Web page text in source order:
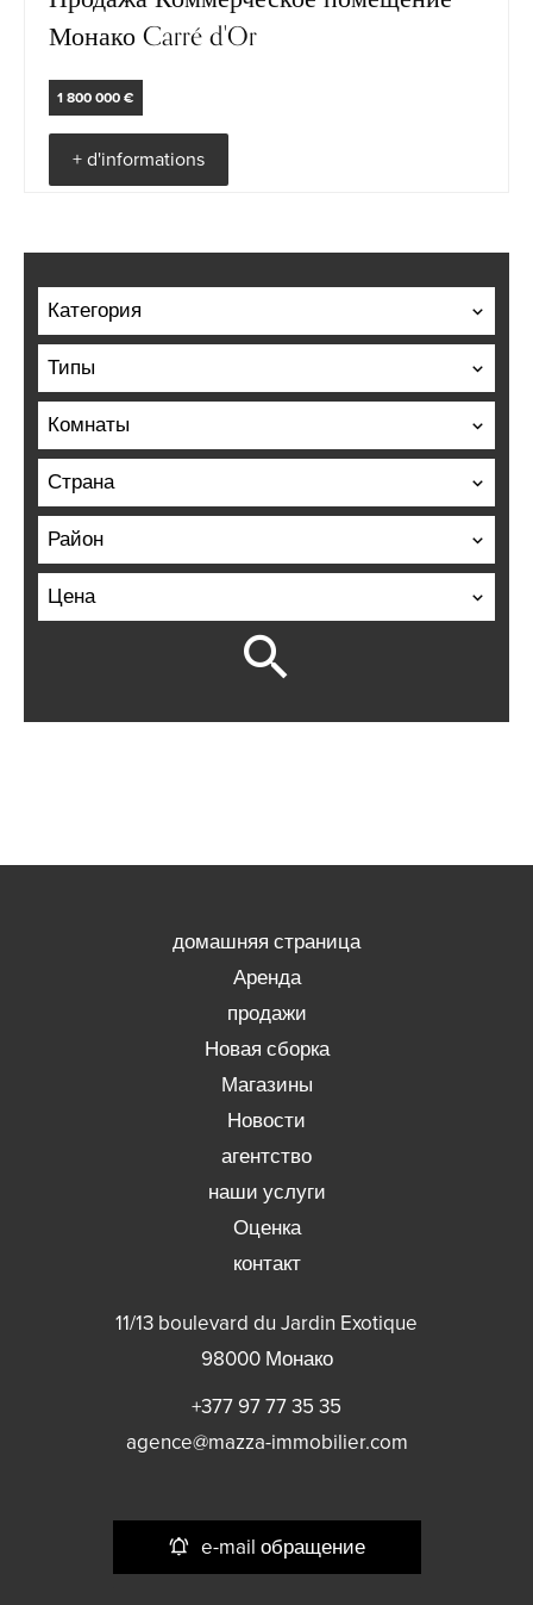
Монако Carré d'Or
1 800 000 €
+ d'informations
Категория
Типы
Комнаты
Страна
Район
Цена
домашняя страница
Аренда
продажи
Новая сборка
Магазины
Новости
агентство
наши услуги
Оценка
контакт
11/13 boulevard du Jardin Exotique
98000Монако
+377 97 77 35 35
agence@mazza-immobilier.com
e-mail обращение